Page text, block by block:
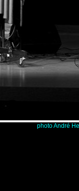
photo André